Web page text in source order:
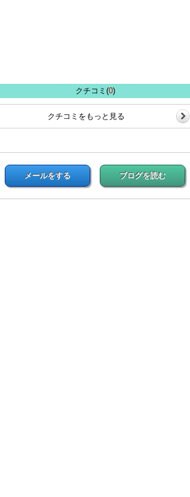
クチコミ(0)
クチコミをもっと見る
メールをする ブログを読む